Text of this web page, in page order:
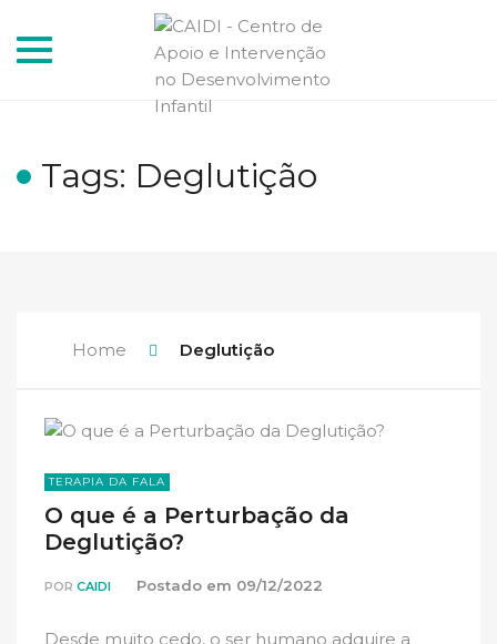
Toggle
Tags: Deglutição
Home Deglutição
TERAPIA DA FALA
O que é a Perturbação da
Deglutição?
POR CAIDI Postado em 09/12/2022
Desde muito cedo, o ser humano adquire a